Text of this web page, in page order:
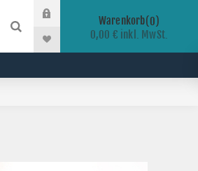
Warenkorb 0
0,00 € inkl. MwSt.